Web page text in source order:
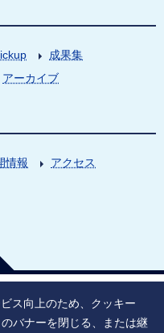
成果集
アーカイブ
情報
アクセス
ス向上のため、クッキー
バナーを閉じる、または継